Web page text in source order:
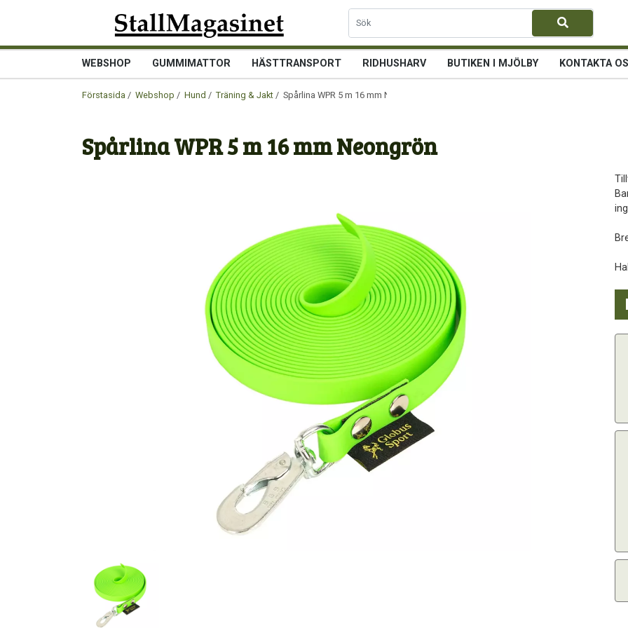
WEBSHOP GUMMIMATTOR HÄSTTRANSPORT RIDHUSHARV BUTIKEN I MJÖLBY KONTAKTA
Förstasida / Webshop / Hund / Träning & Jakt / Spårlina WPR 5 m 16 mm Neongrön
Spårlina WPR 5 m 16 mm Neongrön